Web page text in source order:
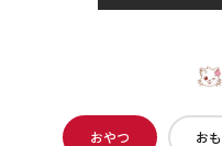
おやつ お